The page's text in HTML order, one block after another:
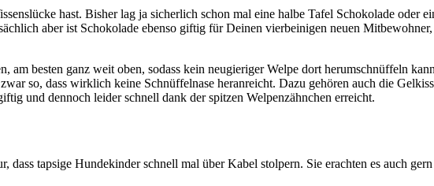
hast. Bisher lag ja sicherlich schon mal eine halbe Tafel Schokolade oder
aber ist Schokolade ebenso giftig für Deinen vierbeinigen neuen
besten ganz weit oben, sodass kein neugieriger Welpe dort herumschnüffeln
so, dass wirklich keine Schnüffelnase heranreicht. Dazu gehören auch die
und dennoch leider schnell dank der spitzen Welpenzähnchen erreicht.
tapsige Hundekinder schnell mal über Kabel stolpern. Sie erachten es auch